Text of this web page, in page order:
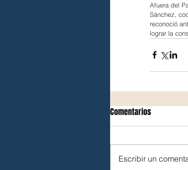
Afuera del
Sánchez,
reconoció
lograr la
Comentarios
Escribir un